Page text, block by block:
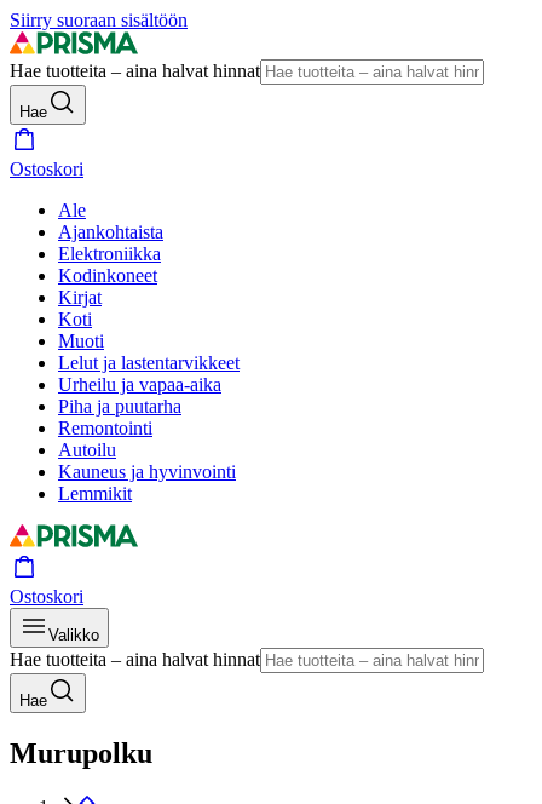
Siirry suoraan sisältöön
Hae tuotteita – aina halvat hinnat
Hae
Ostoskori
Ale
Ajankohtaista
Elektroniikka
Kodinkoneet
Kirjat
Koti
Muoti
Lelut ja lastentarvikkeet
Urheilu ja vapaa-aika
Piha ja puutarha
Remontointi
Autoilu
Kauneus ja hyvinvointi
Lemmikit
Ostoskori
Valikko
Hae tuotteita – aina halvat hinnat
Hae
Murupolku